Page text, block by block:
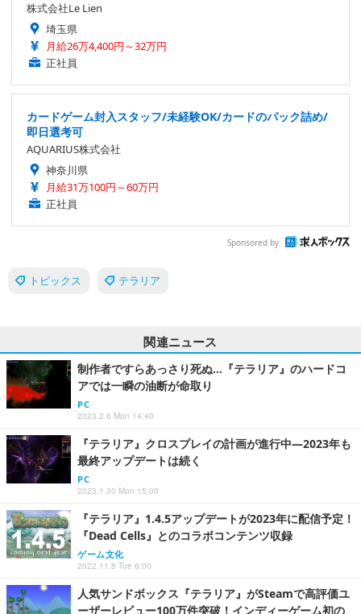
株式会社Le Lien
埼玉県
月給26万4,400円～32万円
正社員
カードゲーム封入スタッフ/未経験OK/カードのパック詰め/
即日選考可
AQUARIUS株式会社
神奈川県
月給31万100円～60万円
正社員
Sponsored by
トピックス テラリア
関連ニュース
制作者ですらあっさり死ぬ…『テラリア』のハードコ
アでは一瞬の油断が命取り
PC
2023.2.6 Mon 14:40
『テラリア』クロスプレイの計画が進行中―2023年も
最終アップデートは続く
PC
2023.1.30 Mon 15:00
『テラリア』1.4.5アップデートが2023年に配信予定！
『Dead Cells』とのコラボコンテンツ収録
ゲーム文化
2022.11.8 Tue 6:00
人気サンドボックス『テラリア』がSteamで高評価ユ
ーザーレビュー100万件突破！インディーゲーム初の